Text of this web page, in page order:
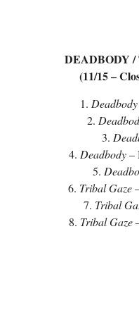
DEADBODY
(11/15 –
1. Deadbody
2.
3.
4. Deadbody–
5.
6. Tribal Gaze
7. Tribal
8. Tribal Gaze